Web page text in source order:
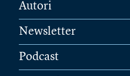
Autori
Newsletter
Podcast